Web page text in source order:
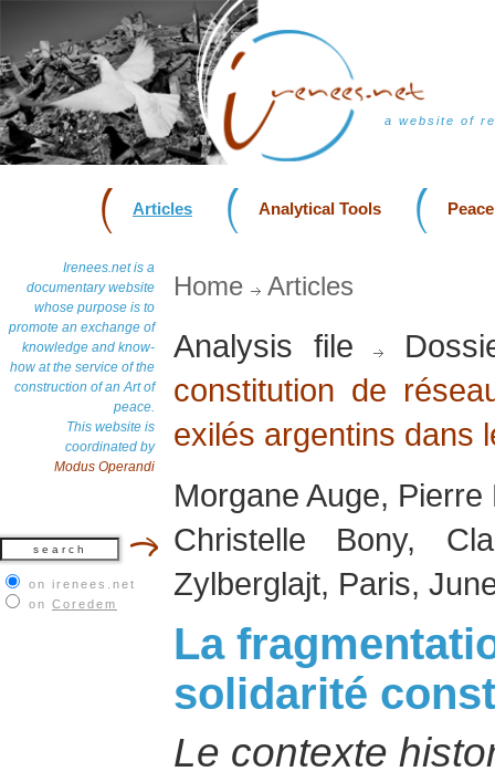
a website of
Articles Analytical Tools
Irenees.net is a
documentary website
whose purpose is to
promote an exchange of
knowledge and know-
how at the service of the
construction of an Art of
peace.
This website is
coordinated by
Modus Operandi
on irenees.net
on Coredem
Home Articles
Analysis file
constitution de
exilés argentins dans
Morgane Auge,
Christelle Bony,
Zylberglajt, Paris,
La
solidarité
Le contexte